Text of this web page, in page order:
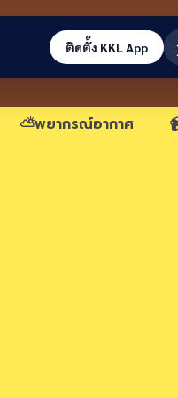
⛅พยากรณ์อากาศ
ติดตั้ง KKL App